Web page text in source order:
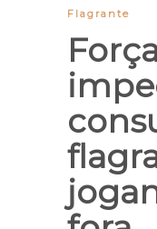
Flagrante